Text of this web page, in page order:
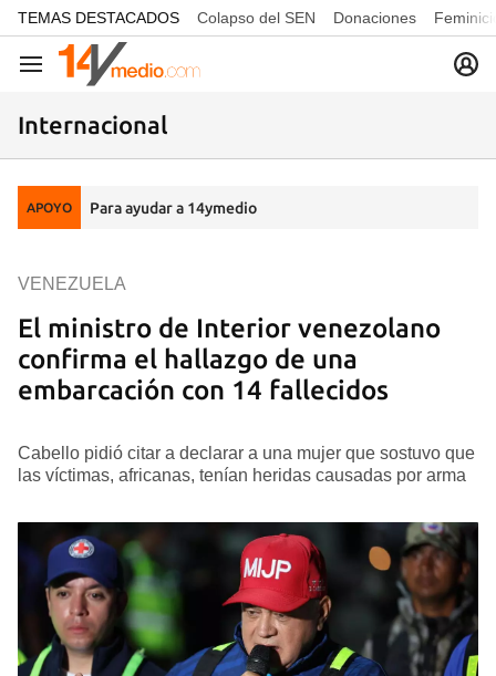
common.go-to-content
TEMAS DESTACADOS Colapso del SEN Donaciones
Navegación
Internacional
APOYO Para ayudar a 14ymedio
El ministro de Interior venezolano
confirma el hallazgo de una
embarcación con 14 fallecidos
VENEZUELA
Cabello pidió citar a declarar a una mujer que sostuvo que
las víctimas, africanas, tenían heridas causadas por arma